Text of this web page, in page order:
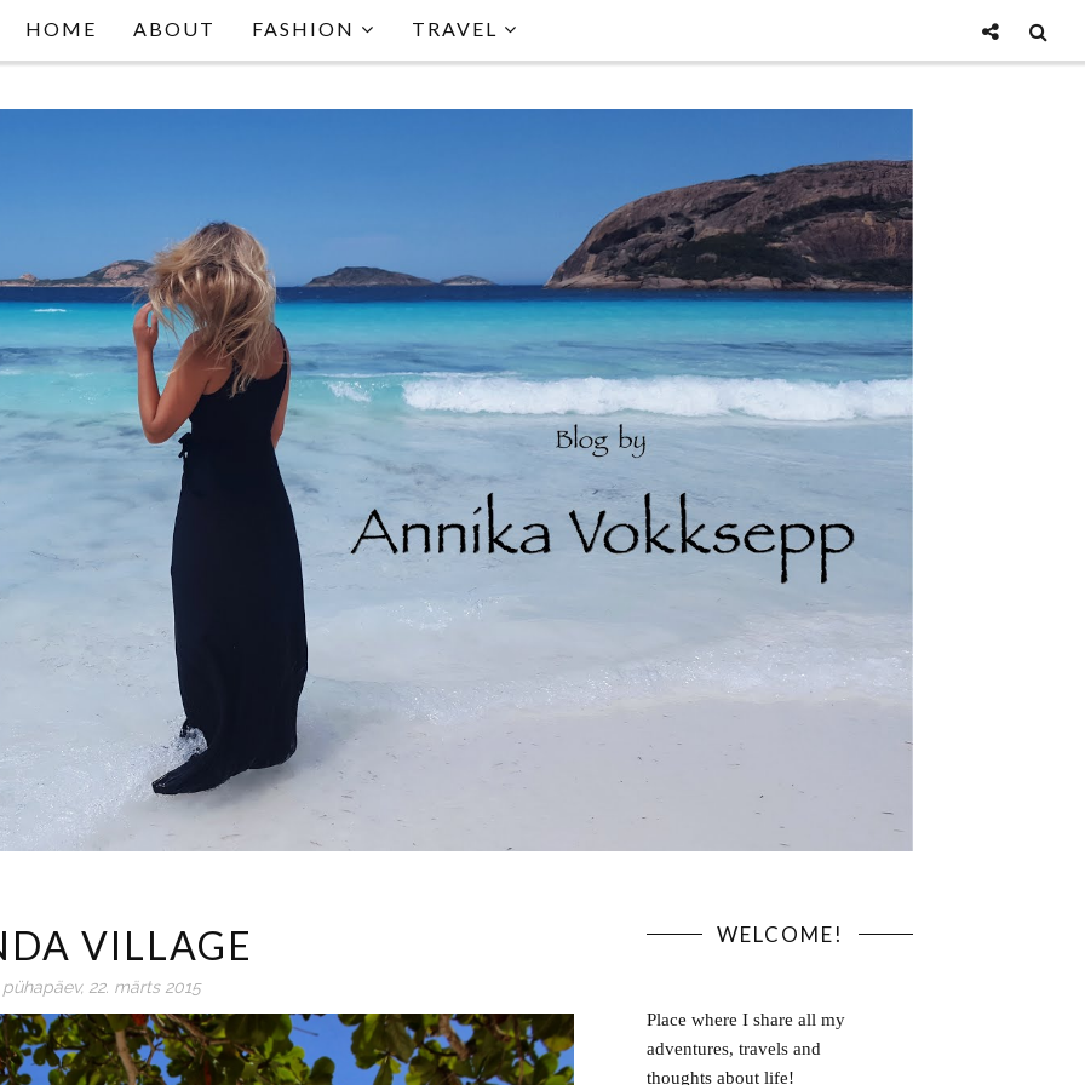
HOME ABOUT FASHION TRAVEL
VILLAGE
pühapäev, 22. märts 2015
WELCOME!
Place where I share all my
adventures, travels and
thoughts about life!